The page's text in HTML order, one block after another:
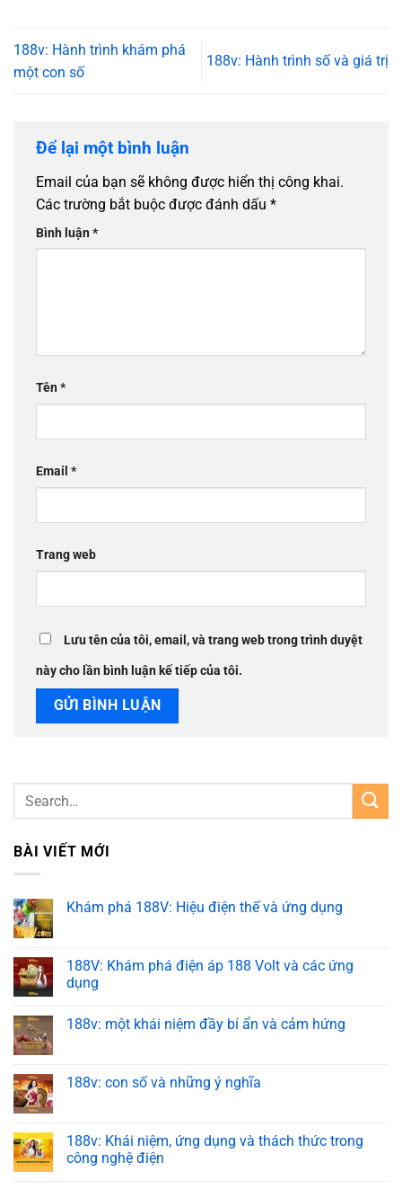
188v: Hành trình khám phá
một con số
188v: Hành trình số và giá trị
Để lại một bình luận
Email của bạn sẽ không được hiển thị công khai.
Các trường bắt buộc được đánh dấu *
Bình luận*
Tên*
Email *
Trang web
Lưu tên của tôi, email, và trang web trong trình duyệt
này cho lần bình luận kế tiếp của tôi.
BÀI VIẾT MỚI
Khám phá 188V: Hiệu điện thế và ứng dụng
188V: Khám phá điện áp 188 Volt và các ứng
dụng
188v: một khái niệm đầy bí ẩn và cảm hứng
188v: con số và những ý nghĩa
188v: Khái niệm, ứng dụng và thách thức trong
công nghệ điện